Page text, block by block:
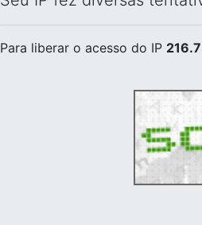
Para liberar o acesso do IP